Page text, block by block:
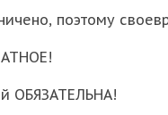
поэтому
ОБЯЗАТЕЛЬНА!